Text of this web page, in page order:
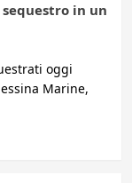
in un
oggi
Marine,